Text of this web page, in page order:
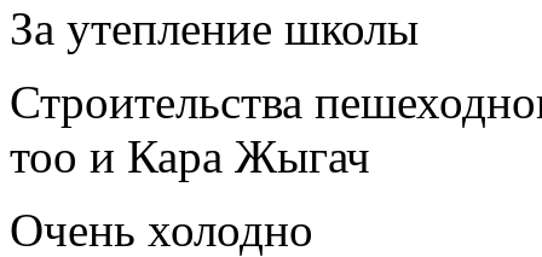
За утепление школы
Строительства
тоо и Кара Жыгач
Очень холодно